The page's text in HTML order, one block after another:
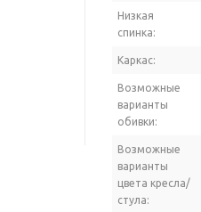
Низкая
спинка:
Каркас:
Возможные
варианты
обивки:
Возможные
варианты
цвета кресла/
стула: